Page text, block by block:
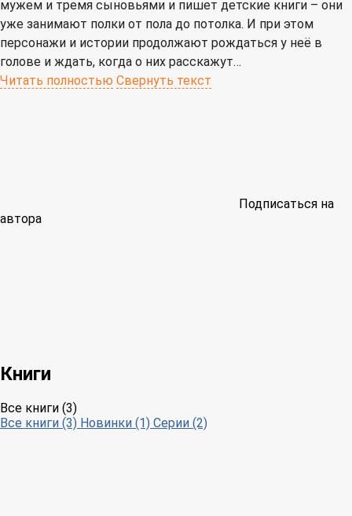
мужем и тремя сыновьями и пишет детские книги – они
уже занимают полки от пола до потолка. И при этом
персонажи и истории продолжают рождаться у неё в
голове и ждать, когда о них расскажут…
Читать полностью Свернуть текст
Подписаться на
автора
Книги
Все книги (3)
Все книги (3) Новинки (1) Серии (2)